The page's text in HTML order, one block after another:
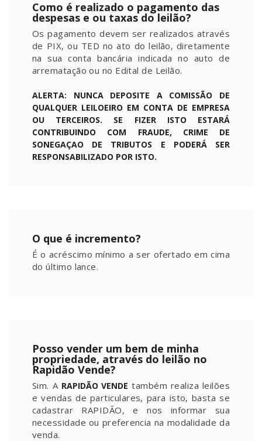
Como é realizado o pagamento das
despesas e ou taxas do leilão?
Os pagamento devem ser realizados através
de PIX, ou TED no ato do leilão, diretamente
na sua conta bancária indicada no auto de
arrematação ou no Edital de Leilão.
ALERTA: NUNCA DEPOSITE A COMISSÃO DE
QUALQUER LEILOEIRO EM CONTA DE EMPRESA
OU TERCEIROS. SE FIZER ISTO ESTARÁ
CONTRIBUINDO COM FRAUDE, CRIME DE
SONEGAÇAO DE TRIBUTOS E PODERÁ SER
RESPONSABILIZADO POR ISTO.
O que é incremento?
É o acréscimo mínimo a ser ofertado em cima
do último lance.
Posso vender um bem de minha
propriedade, através do leilão no
Rapidão Vende?
Sim. A RAPIDÃO VENDE também realiza leilões
e vendas de particulares, para isto, basta se
cadastrar RAPIDÃO, e nos informar sua
necessidade ou preferencia na modalidade da
venda.